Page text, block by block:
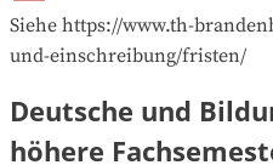
Siehe https://www.th-
und-einschreibung/fristen/
Deutsche und
höhere